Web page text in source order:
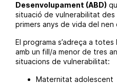
Desenvolupament (ABD)
situació de vulnerabilitat des
primers anys de vida del nen
El programa s’adreça a
amb un fill/a menor de tres
situacions de vulnerabilitat:
Maternitat adolescent